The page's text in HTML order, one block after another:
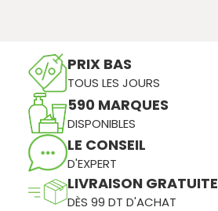
PRIX BAS
TOUS LES JOURS
590 MARQUES
DISPONIBLES
LE CONSEIL
D'EXPERT
LIVRAISON GRATUITE
DÈS 99 DT D'ACHAT